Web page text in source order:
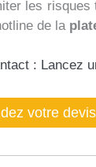
les
de la
: Lancez
votre devis